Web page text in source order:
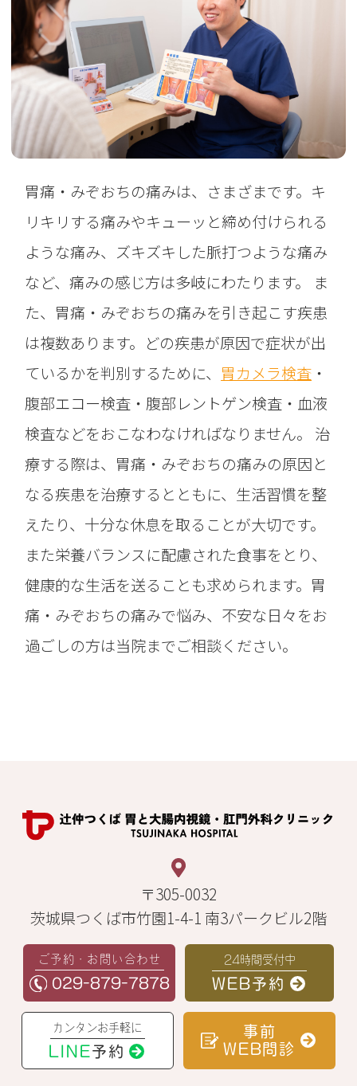
胃痛・みぞおちの痛みは、さまざまです。キ
リキリする痛みやキューッと締め付けられる
ような痛み、ズキズキした脈打つような痛み
など、痛みの感じ方は多岐にわたります。 ま
た、胃痛・みぞおちの痛みを引き起こす疾患
は複数あります。どの疾患が原因で症状が出
ているかを判別するために、 胃カメラ検査 ・
腹部エコー検査・腹部レントゲン検査・血液
検査などをおこなわなければなりません。 治
療する際は、胃痛・みぞおちの痛みの原因と
なる疾患を治療するとともに、生活習慣を整
えたり、十分な休息を取ることが大切です。
また栄養バランスに配慮された食事をとり、
健康的な生活を送ることも求められます。胃
痛・みぞおちの痛みで悩み、不安な日々をお
過ごしの方は当院までご相談ください。
〒305-0032
茨城県つくば市竹園1-4-1 南3パークビル2階
ご予約・お問い合わせ
029-879-7878
24時間受付中
WEB予約
カンタンお手軽に
LINE予約
事前
WEB問診